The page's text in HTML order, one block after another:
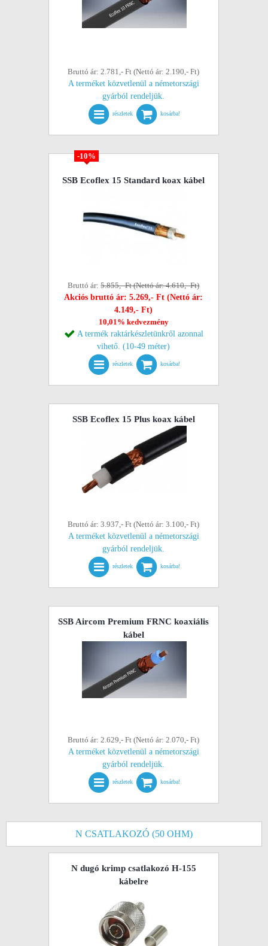
Bruttó ár: 2.781,- Ft (Nettó ár: 2.190,- Ft)
A terméket közvetlenül a németországi
gyárból rendeljük.
részletek kosárba!
-10%
SSB Ecoflex 15 Standard koax kábel
Bruttó ár:5.855,- Ft (Nettó ár: 4.610,- Ft)
Akciós bruttó ár: 5.269,- Ft (Nettó ár:
4.149,- Ft)
10,01% kedvezmény
A termék raktárkészletünkről azonnal
vihető. (10-49 méter)
részletek kosárba!
SSB Ecoflex 15 Plus koax kábel
Bruttó ár: 3.937,- Ft (Nettó ár: 3.100,- Ft)
A terméket közvetlenül a németországi
gyárból rendeljük.
részletek kosárba!
SSB Aircom Premium FRNC koaxiális
kábel
Bruttó ár: 2.629,- Ft (Nettó ár: 2.070,- Ft)
A terméket közvetlenül a németországi
gyárból rendeljük.
részletek kosárba!
N CSATLAKOZÓ (50 OHM)
N dugó krimp csatlakozó H-155
kábelre